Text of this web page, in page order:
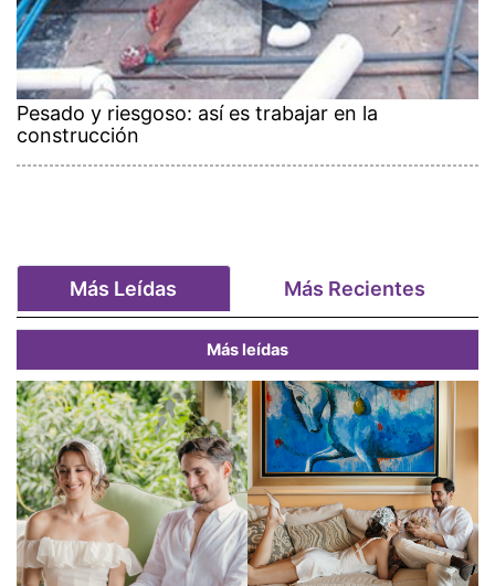
Pesado y riesgoso: así es trabajar en la
construcción
Más Leídas Más Recientes
Más leídas